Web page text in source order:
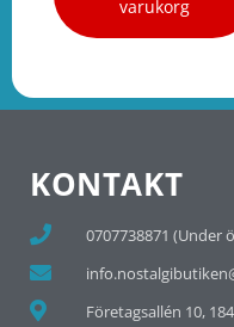
varukorg
KONTAKT
0707738871 (Under
Företagsallén 10,